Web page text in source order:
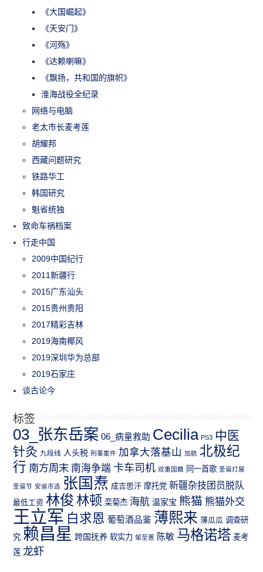
《大国崛起》
《天安门》
《河殇》
《达赖喇嘛》
《飘扬，共和国的旗帜》
淮海战役全纪录
网络与电脑
老太市长麦考莲
胡耀邦
西藏问题研究
铁路华工
韩国研究
魁省统独
致命车祸档案
行走中国
2009中国纪行
2011新疆行
2015广东汕头
2015贵州贵阳
2017精彩吉林
2019海南椰风
2019深圳华为总部
2019石家庄
谈古论今
标签
03_张东岳案 06_病童救助 Cecilia PS3 中医
针灸 九段线 人头税 刑事案件 加拿大落基山 加航 北极纪
行 南方周末 南海争端 卡车司机 双重国籍 同一首歌 圣诞灯屋
圣诞节 安省市选 张国焘 成吉思汗 摩托党 新疆杂技团员脱队
最低工资 林俊 林顿 栾菊杰 海航 温家宝 熊猫 熊猫外交
王立军 白求恩 葡萄酒品鉴 薄熙来 薄瓜瓜 调查研
究 赖昌星 跨国抚养 软实力 邹至蕙 陈敏 马格诺塔 麦考
莲 龙虾